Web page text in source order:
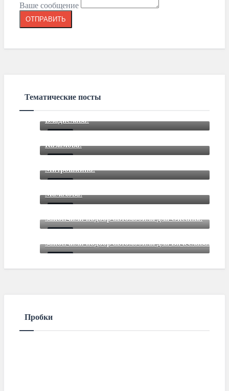
Ваше сообщение
Тематические посты
Владислава.
Закончили подбор автомобиля для Романа
Казимова.
Закончили подбор автомобиля для Дмитрия
Митрошкина.
Закончили подбор автомобиля для Дмитрия
Малахова.
Закончили подбор автомобиля для Оксаны.
Закончили подбор автомобиля для Вячеслава.
Пробки